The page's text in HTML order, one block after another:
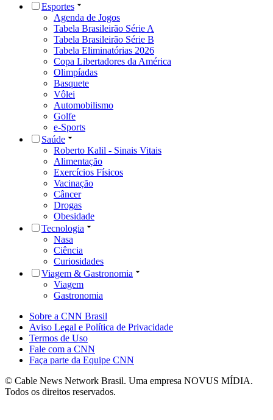
Esportes
Agenda de Jogos
Tabela Brasileirão Série A
Tabela Brasileirão Série B
Tabela Eliminatórias 2026
Copa Libertadores da América
Olimpíadas
Basquete
Vôlei
Automobilismo
Golfe
e-Sports
Saúde
Roberto Kalil - Sinais Vitais
Alimentação
Exercícios Físicos
Vacinação
Câncer
Drogas
Obesidade
Tecnologia
Nasa
Ciência
Curiosidades
Viagem & Gastronomia
Viagem
Gastronomia
Sobre a CNN Brasil
Aviso Legal e Política de Privacidade
Termos de Uso
Fale com a CNN
Faça parte da Equipe CNN
© Cable News Network Brasil. Uma empresa NOVUS MÍDIA.
Todos os direitos reservados.